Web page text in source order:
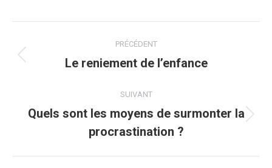
article
PRÉCÉDENT
Article
:
Le reniement de l’enfance
SUIVANT
Article
suivant
:
Quels sont les moyens de surmonter la
procrastination ?